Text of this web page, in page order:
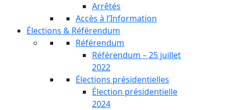
Arrêtés
Accès à l’Information
Élections & Référendum
Référendum
Référendum – 25 juillet
2022
Élections présidentielles
Élection présidentielle
2024